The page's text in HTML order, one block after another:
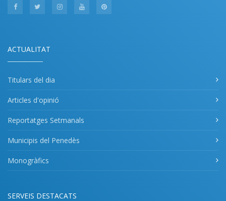
ACTUALITAT
Titulars del dia
Articles d'opinió
Reportatges Setmanals
Municipis del Penedès
Monogràfics
SERVEIS DESTACATS